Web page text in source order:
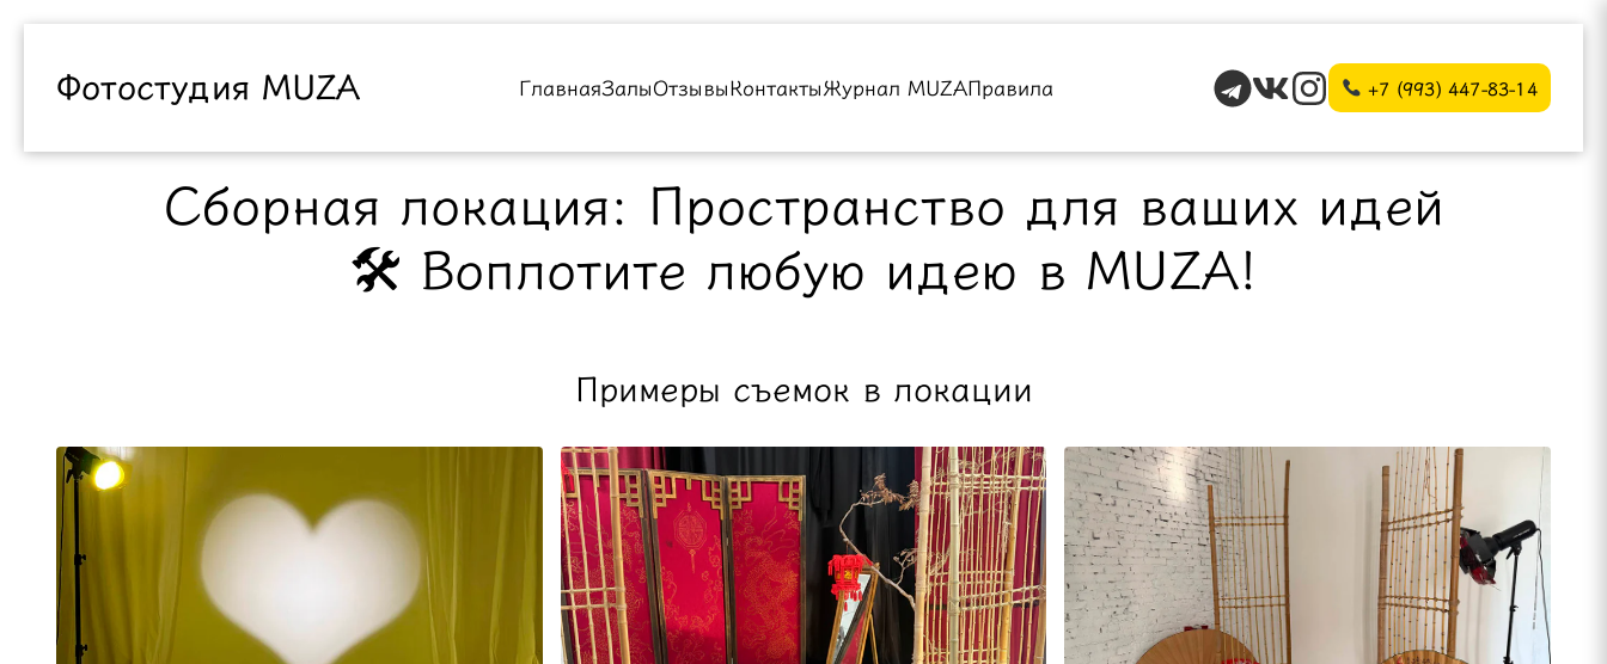
Фотостудия MUZA ГлавнаяЗалыОтзывыКонтактыЖурнал MUZAПравила +7 (993) 447-83-14
Сборная локация: Пространство для ваших идей
🛠 Воплотите любую идею в MUZA!
Примеры съемок в локации